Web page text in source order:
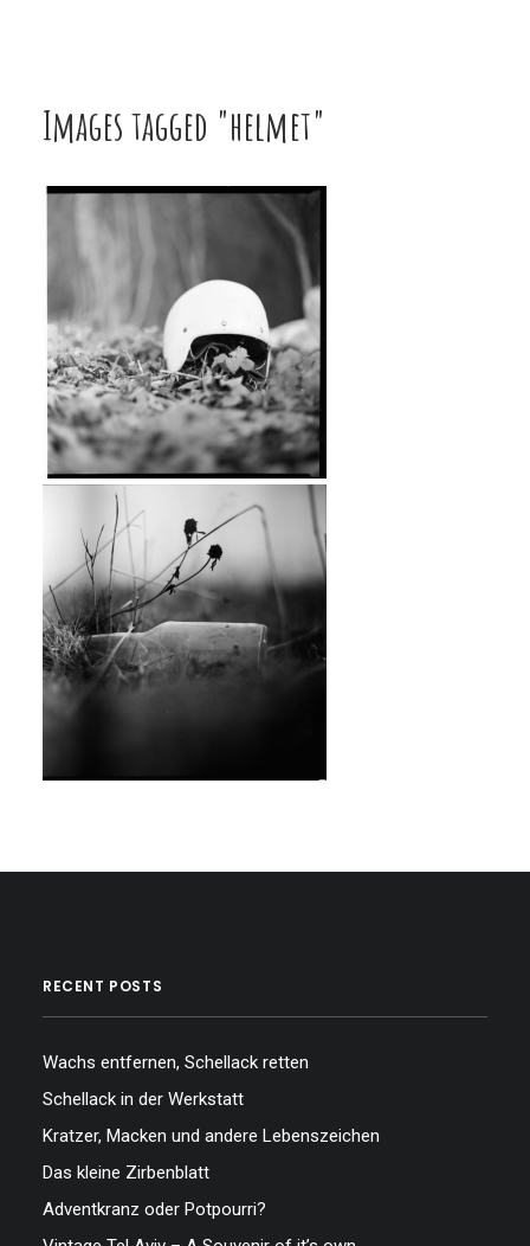
Images tagged "helmet"
RECENT POSTS
Wachs entfernen, Schellack retten
Schellack in der Werkstatt
Kratzer, Macken und andere Lebenszeichen
Das kleine Zirbenblatt
Adventkranz oder Potpourri?